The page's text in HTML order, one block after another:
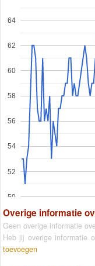
50
52
54
56
58
60
62
64
Overige informatie
Geen overige informatie
Heb jij overige informatie
toevoegen